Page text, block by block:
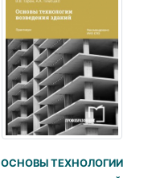
ОСНОВЫ ТЕХНОЛОГИИ